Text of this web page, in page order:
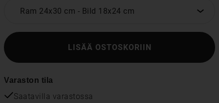
Ram 24x30 cm - Bild 18x24 cm
LISÄÄ OSTOSKORIIN
Varaston tila
Saatavilla varastossa